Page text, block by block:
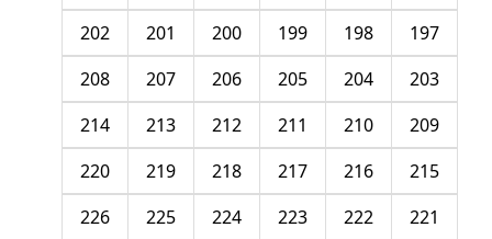
197
198
199
200
201
202
203
204
205
206
207
208
209
210
211
212
213
214
215
216
217
218
219
220
221
222
223
224
225
226